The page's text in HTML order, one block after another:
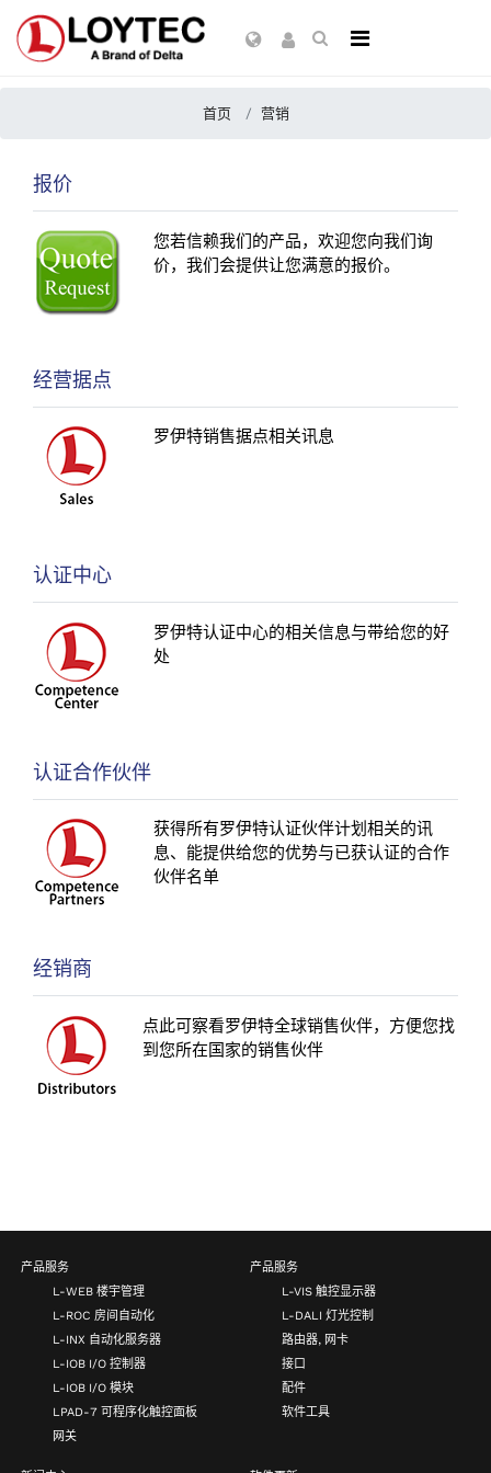
首页 营销
报价
您若信赖我们的产品，欢迎您向我们询
价，我们会提供让您满意的报价。
经营据点
罗伊特销售据点相关讯息
认证中心
罗伊特认证中心的相关信息与带给您的好
处
认证合作伙伴
获得所有罗伊特认证伙伴计划相关的讯
息、能提供给您的优势与已获认证的合作
伙伴名单
经销商
点此可察看罗伊特全球销售伙伴，方便您找
到您所在国家的销售伙伴
产品服务
L-WEB 楼宇管理
L-ROC 房间自动化
L-INX 自动化服务器
L-IOB I/O 控制器
L-IOB I/O 模块
LPAD-7 可程序化触控面板
网关
产品服务
L-VIS 触控显示器
L-DALI 灯光控制
路由器, 网卡
接口
配件
软件工具